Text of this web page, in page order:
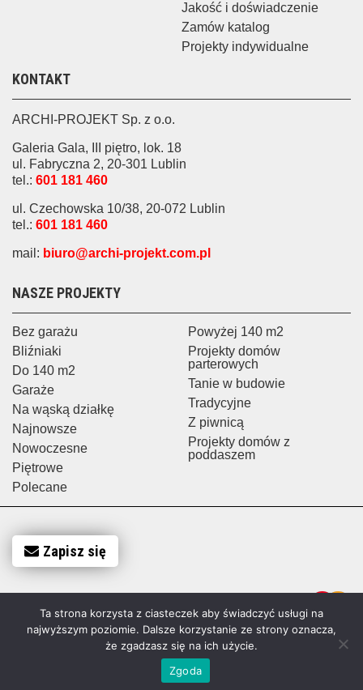
Jakość i doświadczenie
Zamów katalog
Projekty indywidualne
NASZE PROJEKTY
Bez garażu
Bliźniaki
Do 140 m2
Garaże
Na wąską działkę
Najnowsze
Nowoczesne
Piętrowe
Polecane
Powyżej 140 m2
Projekty domów
parterowych
Tanie w budowie
Tradycyjne
Z piwnicą
Projekty domów z
poddaszem
KONTAKT
ARCHI-PROJEKT Sp. z o.o.
Galeria Gala, III piętro, lok. 18
ul. Fabryczna 2, 20-301 Lublin
tel.: 601 181 460
ul. Czechowska 10/38, 20-072 Lublin
tel.: 601 181 460
mail: biuro@archi-projekt.com.pl
Zapisz się
Ta strona korzysta z ciasteczek aby świadczyć usługi na
najwyższym poziomie. Dalsze korzystanie ze strony oznacza,
że zgadzasz się na ich użycie.
Zgoda